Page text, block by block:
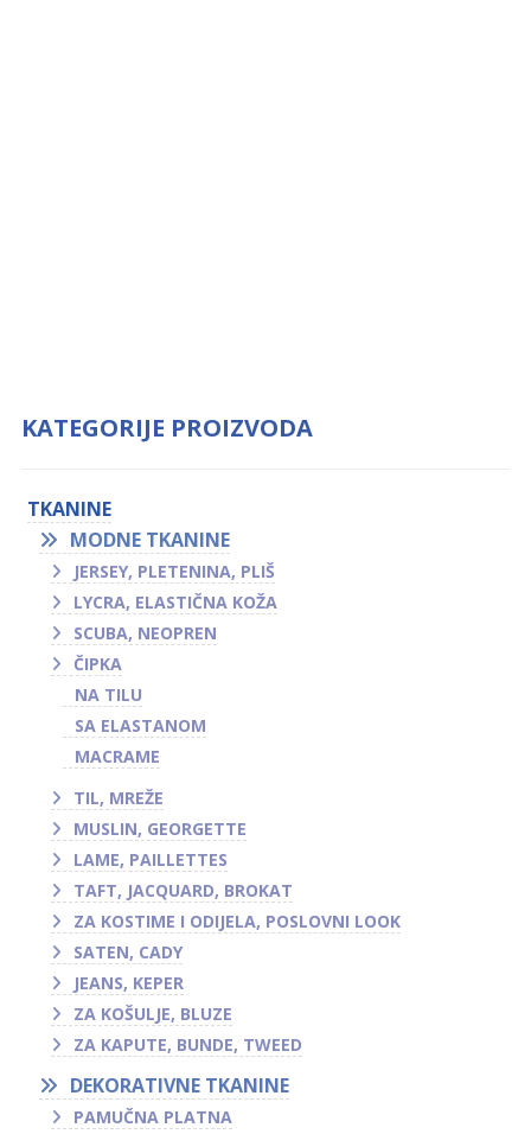
KATEGORIJE PROIZVODA
TKANINE
MODNE TKANINE
JERSEY, PLETENINA, PLIŠ
LYCRA, ELASTIČNA KOŽA
SCUBA, NEOPREN
ČIPKA
NA TILU
SA ELASTANOM
MACRAME
TIL, MREŽE
MUSLIN, GEORGETTE
LAME, PAILLETTES
TAFT, JACQUARD, BROKAT
ZA KOSTIME I ODIJELA, POSLOVNI LOOK
SATEN, CADY
JEANS, KEPER
ZA KOŠULJE, BLUZE
ZA KAPUTE, BUNDE, TWEED
DEKORATIVNE TKANINE
PAMUČNA PLATNA